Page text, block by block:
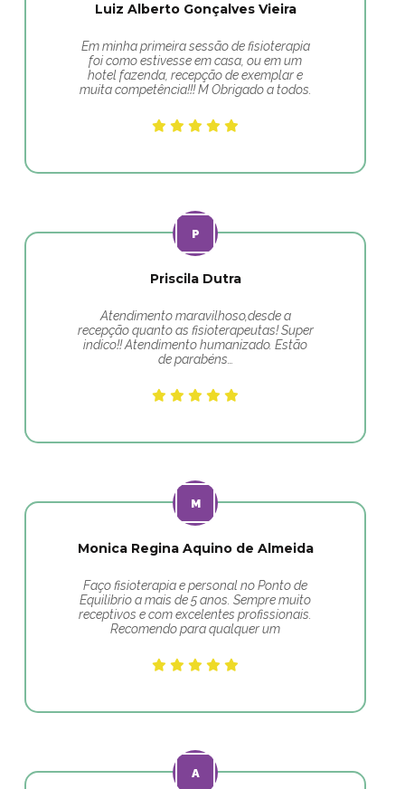
Luiz Alberto Gonçalves Vieira
Em minha primeira sessão de fisioterapia
foi como estivesse em casa, ou em um
hotel fazenda, recepção de exemplar e
muita competência!!! M Obrigado a todos.
Priscila Dutra
Atendimento maravilhoso,desde a
recepção quanto as fisioterapeutas! Super
indico!! Atendimento humanizado. Estão
de parabéns…
Monica Regina Aquino de Almeida
Faço fisioterapia e personal no Ponto de
Equilibrio a mais de 5 anos. Sempre muito
receptivos e com excelentes profissionais.
Recomendo para qualquer um